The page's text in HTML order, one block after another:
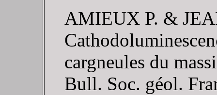
AMIEUX P. &
cargneules du
Bull. Soc. géol.